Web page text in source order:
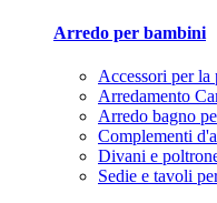
Arredo per bambini
Accessori per la
Arredamento
Arredo bagno
Complementi
Divani e
Sedie e tavoli